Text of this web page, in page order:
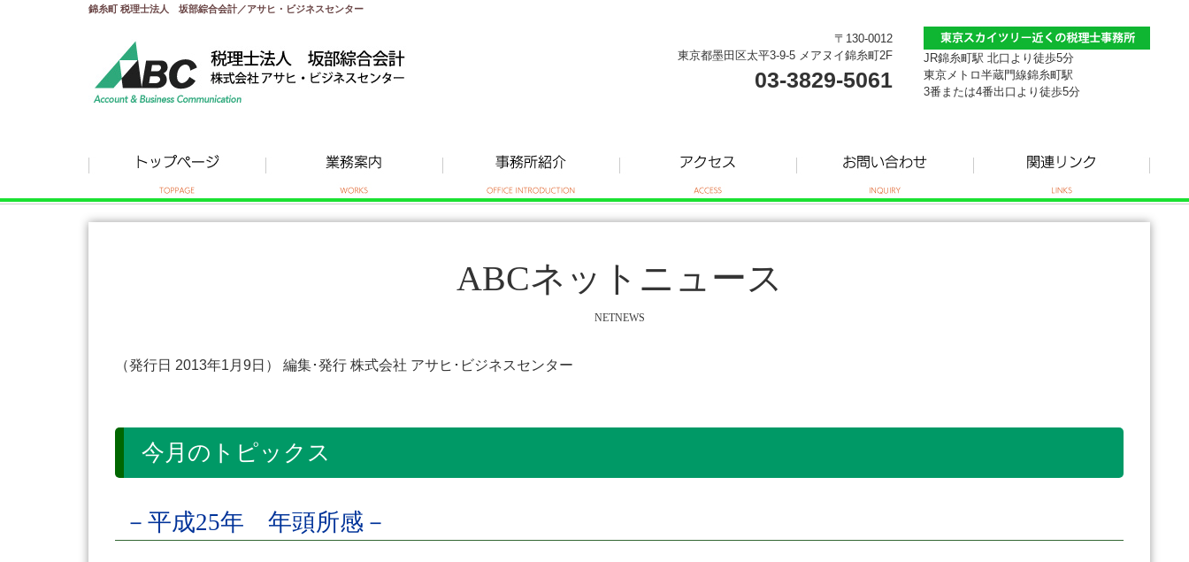
錦糸町 税理士法人 坂部綜合会計／アサヒ・ビジネスセンター
〒130-0012
東京都墨田区太平3-9-5 メアヌイ錦糸町2F
03-3829-5061
JR錦糸町駅 北口より徒歩5分
東京メトロ半蔵門線錦糸町駅
3番または4番出口より徒歩5分
ABCネットニュース
NETNEWS
（発行日 2013年1月9日） 編集･発行 株式会社 アサヒ･ビジネスセンター
今月のトピックス
－平成25年 年頭所感－